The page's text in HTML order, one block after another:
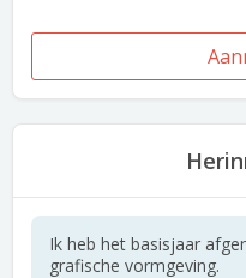
Ik heb het basisjaar
grafische vormgeving.